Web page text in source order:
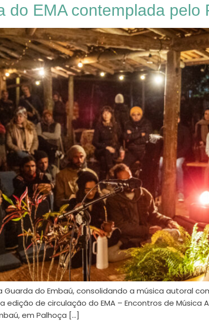
do EMA contemplada pelo
Guarda do Embaú, consolidando a música autoral
de circulação do EMA – Encontros de Música
em Palhoça […]